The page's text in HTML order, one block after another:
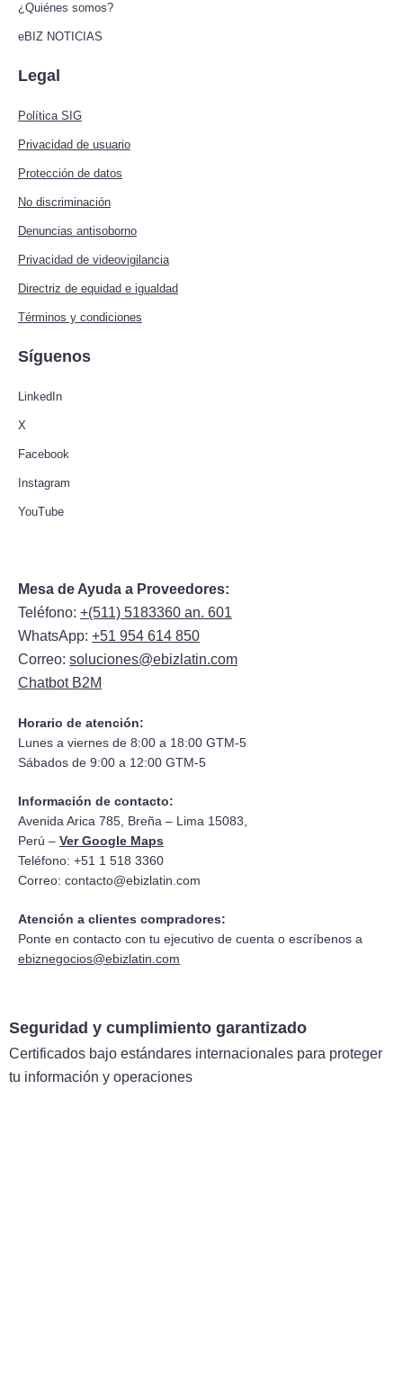
¿Quiénes somos?
eBIZ NOTICIAS
Legal
Política SIG
Privacidad de usuario
Protección de datos
No discriminación
Denuncias antisoborno
Privacidad de videovigilancia
Directriz de equidad e igualdad
Términos y condiciones
Síguenos
LinkedIn
X
Facebook
Instagram
YouTube
Mesa de Ayuda a Proveedores:
Teléfono: +(511) 5183360 an. 601
WhatsApp: +51 954 614 850
Correo: soluciones@ebizlatin.com
Chatbot B2M
Horario de atención:
Lunes a viernes de 8:00 a 18:00 GTM-5
Sábados de 9:00 a 12:00 GTM-5
Información de contacto:
Avenida Arica 785, Breña – Lima 15083,
Perú – Ver Google Maps
Teléfono: +51 1 518 3360
Correo: contacto@ebizlatin.com
Atención a clientes compradores:
Ponte en contacto con tu ejecutivo de cuenta o escríbenos a
ebiznegocios@ebizlatin.com
Seguridad y cumplimiento garantizado
Certificados bajo estándares internacionales para proteger
tu información y operaciones